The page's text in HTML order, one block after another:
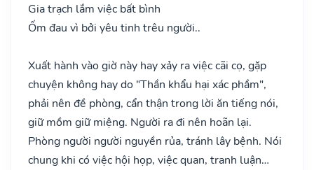
Gia trạch lắm việc bất bình
Ốm đau vì bởi yêu tinh trêu người..
Xuất hành vào giờ này hay xảy ra việc cãi cọ, gặp
chuyện không hay do "Thần khẩu hại xác phầm",
phải nên đề phòng, cẩn thận trong lời ăn tiếng nói,
giữ mồm giữ miệng. Người ra đi nên hoãn lại.
Phòng người người nguyền rủa, tránh lây bệnh. Nói
chung khi có việc hội họp, việc quan, tranh luận…